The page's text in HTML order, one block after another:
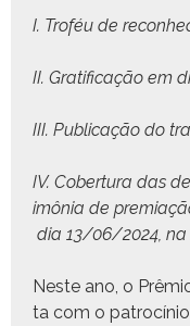
I. Troféu de
II. Grat­i­fi­cação em
III. Pub­li­cação do
IV. Cober­tu­ra das
imô­nia de
dia 13/06/2024, na
Neste ano, o
ta com o